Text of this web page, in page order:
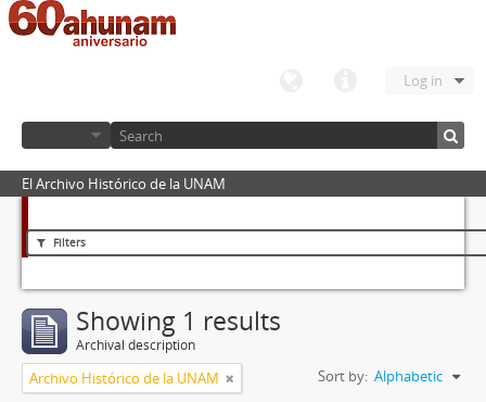
Log in
El Archivo Histórico de la UNAM
Filters
Showing 1 results
Archival description
Archivo Histórico de la UNAM Sort by: Alphabetic